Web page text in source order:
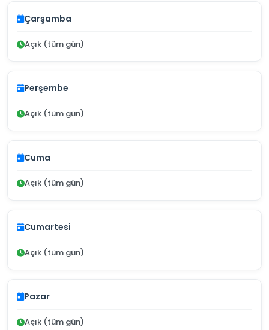
Çarşamba
Açık (tüm gün)
Perşembe
Açık (tüm gün)
Cuma
Açık (tüm gün)
Cumartesi
Açık (tüm gün)
Pazar
Açık (tüm gün)